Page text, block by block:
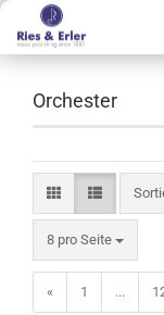
Orchester
8 pro Seite
« 1 ...